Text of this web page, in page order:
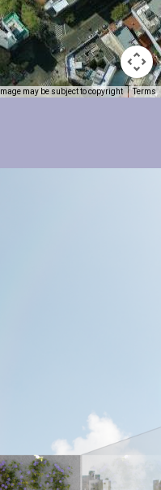
Image may be subject to copyright Terms